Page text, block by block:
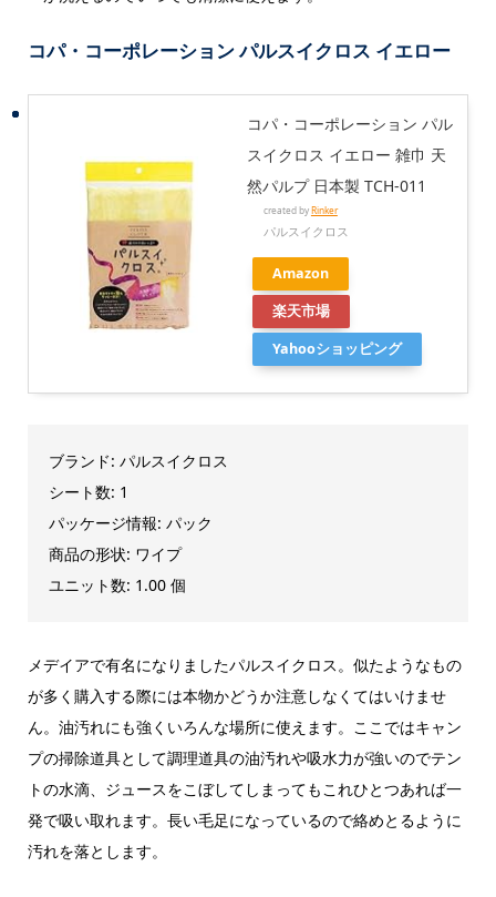
コパ・コーポレーション パルスイクロス イエロー
コパ・コーポレーション パル
スイクロス イエロー 雑巾 天
然パルプ 日本製 TCH-011
created byRinker
パルスイクロス
Amazon
楽天市場
Yahooショッピング
ブランド: パルスイクロス
シート数: 1
パッケージ情報: パック
商品の形状: ワイプ
ユニット数: 1.00 個
メデイアで有名になりましたパルスイクロス。似たようなもの
が多く購入する際には本物かどうか注意しなくてはいけませ
ん。油汚れにも強くいろんな場所に使えます。ここではキャン
プの掃除道具として調理道具の油汚れや吸水力が強いのでテン
トの水滴、ジュースをこぼしてしまってもこれひとつあれば一
発で吸い取れます。長い毛足になっているので絡めとるように
汚れを落とします。